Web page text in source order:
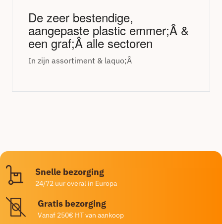
De zeer bestendige,
aangepaste plastic emmer;Â &
een graf;Â alle sectoren
In zijn assortiment & laquo;Â
Snelle bezorging
24/72 uur overal in Europa
Gratis bezorging
Vanaf 250€ HT van aankoop